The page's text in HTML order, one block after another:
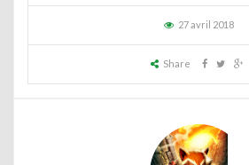
27 avril 2018
Share